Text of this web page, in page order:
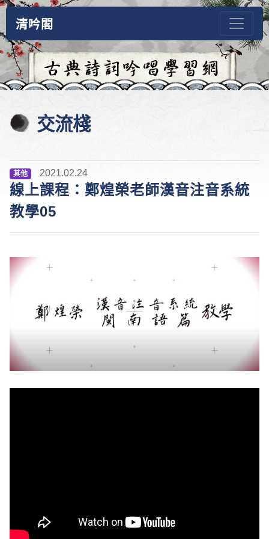
清吟閣
交流棧
其他 2021.02.24
線上課程：鄭煌榮老師漢音注音系統
教學05